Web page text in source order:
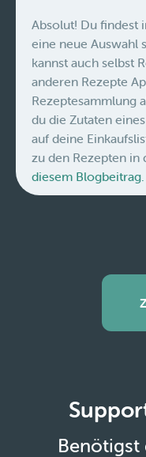
Absolut! Du findest
eine neue Auswahl
kannst auch selbst
anderen Rezepte
Rezeptesammlung
du die Zutaten
auf deine
zu den Rezepten in
diesem Blogbeitrag.
Benötigst